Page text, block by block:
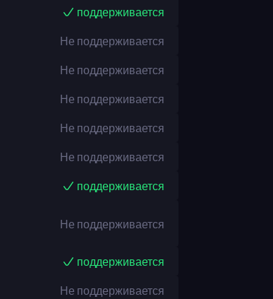
поддерживается
Не поддерживается
Не поддерживается
Не поддерживается
Не поддерживается
Не поддерживается
поддерживается
Не поддерживается
поддерживается
Не поддерживается